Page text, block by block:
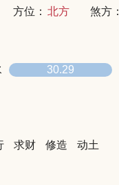
方位： 北方
煞方：
30.29
求财 修造 动土